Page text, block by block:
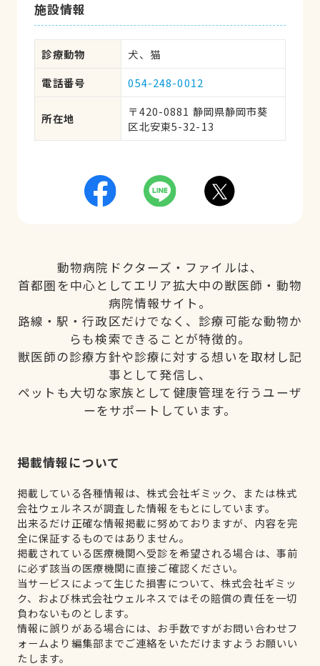
施設情報
診療動物
犬、猫
電話番号
054-248-0012
所在地
〒420-0881 静岡県静岡市葵
区北安東5-32-13
動物病院ドクターズ・ファイルは、
首都圏を中心としてエリア拡大中の獣医師・動物
病院情報サイト。
路線・駅・行政区だけでなく、診療可能な動物か
らも検索できることが特徴的。
獣医師の診療方針や診療に対する想いを取材し記
事として発信し、
ペットも大切な家族として健康管理を行うユーザ
ーをサポートしています。
掲載情報について
掲載している各種情報は、株式会社ギミック、または株式
会社ウェルネスが調査した情報をもとにしています。
出来るだけ正確な情報掲載に努めておりますが、内容を完
全に保証するものではありません。
掲載されている医療機関へ受診を希望される場合は、事前
に必ず該当の医療機関に直接ご確認ください。
当サービスによって生じた損害について、株式会社ギミッ
ク、および株式会社ウェルネスではその賠償の責任を一切
負わないものとします。
情報に誤りがある場合には、お手数ですがお問い合わせフ
ォームより編集部までご連絡をいただけますようお願いい
たします。